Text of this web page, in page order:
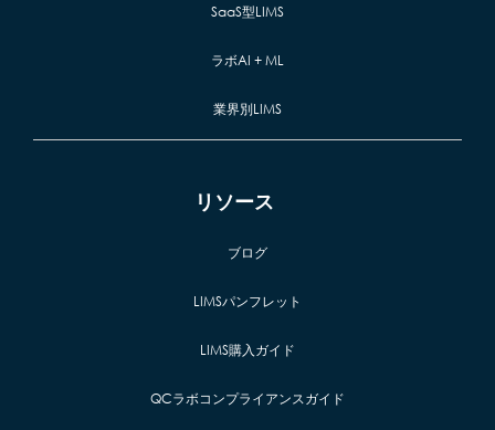
SaaS型LIMS
ラボAI + ML
業界別LIMS
リソース
ブログ
LIMSパンフレット
LIMS購入ガイド
QCラボコンプライアンスガイド